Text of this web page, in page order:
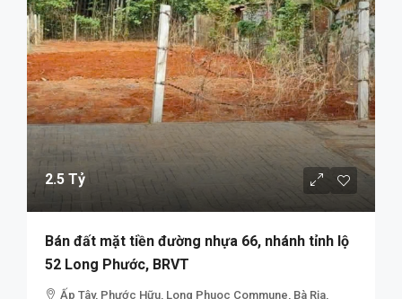
2.5 Tỷ
Bán đất mặt tiền đường nhựa 66, nhánh tỉnh lộ
52 Long Phước, BRVT
Ấp Tây, Phước Hữu, Long Phuoc Commune, Bà Rịa,